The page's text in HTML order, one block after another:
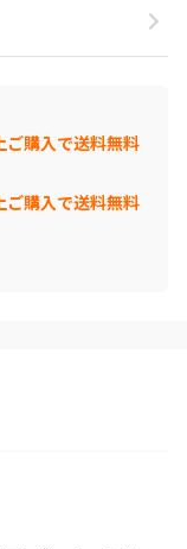
ご購入で送料無料
ご購入で送料無料